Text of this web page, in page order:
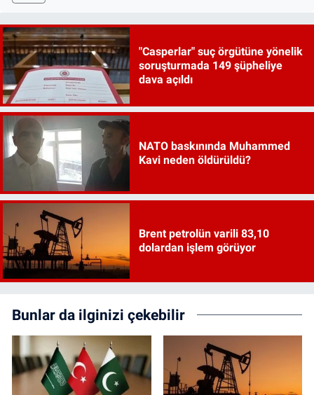
"Casperlar" suç örgütüne yönelik
soruşturmada 149 şüpheliye
dava açıldı
NATO baskınında Muhammed
Kavi neden öldürüldü?
Brent petrolün varili 83,10
dolardan işlem görüyor
Bunlar da ilginizi çekebilir